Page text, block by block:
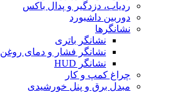
ردیاب، دزدگیر و پدال باکس
دوربین داشبورد
نشانگرها
نشانگر باتری
نشانگر فشار و دمای روغن
نشانگر HUD
چراغ کمپ و کار
مبدل برق و پنل خورشیدی